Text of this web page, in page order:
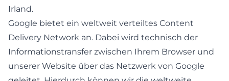
Irland.
Google bietet ein weltweit verteiltes Content
Delivery Network an. Dabei wird technisch der
Informationstransfer zwischen Ihrem Browser und
unserer Website über das Netzwerk von Google